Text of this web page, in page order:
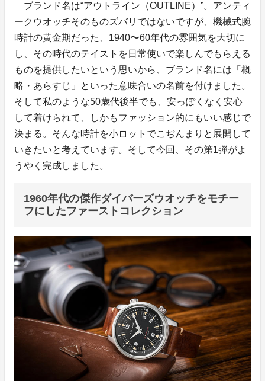
ブランド名は“アウトライン（OUTLINE）”。アンティ
ークウオッチそのものズバリではないですが、機械式腕
時計の黄金期だった、1940〜60年代の雰囲気を大切に
し、その時代のテイストを日常使いで楽しんでもらえる
ものを提供したいという思いから、ブランド名には「概
略・あらすじ」といった意味合いの名前を付けました。
そして私のような50歳代後半でも、安っぽくなく安心
して着けられて、しかもファッション的にもいい感じで
決まる。そんな時計を小ロットでこぢんまりと展開して
いきたいと考えています。そして今回、その第1弾がよ
うやく完成しました。
1960年代の傑作ダイバーズウオッチをモチー
フにしたファーストコレクション